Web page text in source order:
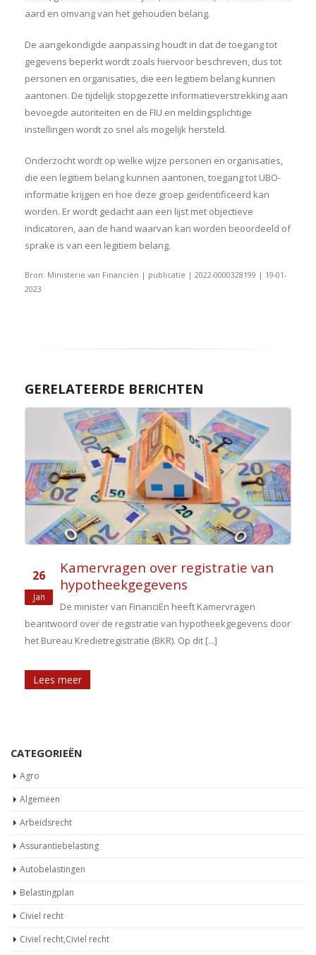
aard en omvang van het gehouden belang.
De aangekondigde aanpassing houdt in dat de toegang tot
gegevens beperkt wordt zoals hiervoor beschreven, dus tot
personen en organisaties, die een legitiem belang kunnen
aantonen. De tijdelijk stopgezette informatieverstrekking aan
bevoegde autoriteiten en de FIU en meldingsplichtige
instellingen wordt zo snel als mogelijk hersteld.
Onderzocht wordt op welke wijze personen en organisaties,
die een legitiem belang kunnen aantonen, toegang tot UBO-
informatie krijgen en hoe deze groep geïdentificeerd kan
worden. Er wordt gedacht aan een lijst met objectieve
indicatoren, aan de hand waarvan kan worden beoordeeld of
sprake is van een legitiem belang.
Bron: Ministerie van Financiën | publicatie | 2022-0000328199 | 19-01-
2023
GERELATEERDE BERICHTEN
26
Jan
Kamervragen over registratie van
hypotheekgegevens
De minister van FinanciËn heeft Kamervragen
beantwoord over de registratie van hypotheekgegevens door
het Bureau Kredietregistratie (BKR). Op dit [...]
Lees meer
CATEGORIEËN
Agro
Algemeen
Arbeidsrecht
Assurantiebelasting
Autobelastingen
Belastingplan
Civiel recht
Civiel recht,Civiel recht